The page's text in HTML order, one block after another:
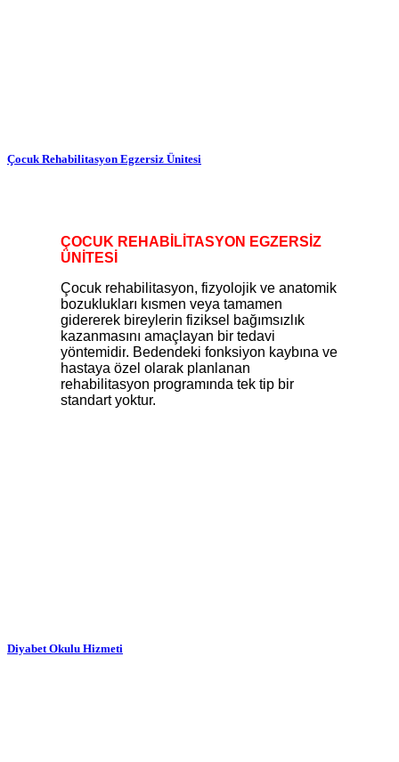
Çocuk Rehabilitasyon Egzersiz Ünitesi
ÇOCUK REHABİLİTASYON EGZERSİZ
ÜNİTESİ
Çocuk rehabilitasyon, fizyolojik ve anatomik
bozuklukları kısmen veya tamamen
gidererek bireylerin fiziksel bağımsızlık
kazanmasını amaçlayan bir tedavi
yöntemidir. Bedendeki fonksiyon kaybına ve
hastaya özel olarak planlanan
rehabilitasyon programında tek tip bir
standart yoktur.
Diyabet Okulu Hizmeti